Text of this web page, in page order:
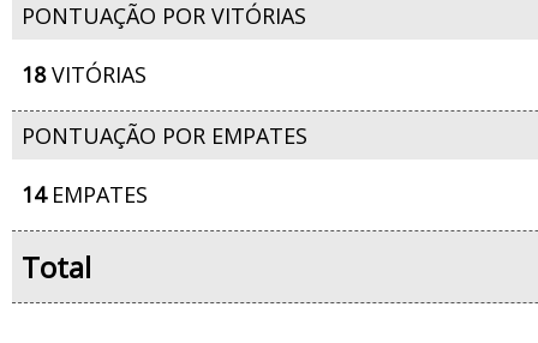
PONTUAÇÃO POR VITÓRIAS
18VITÓRIAS
PONTUAÇÃO POR EMPATES
14EMPATES
Total